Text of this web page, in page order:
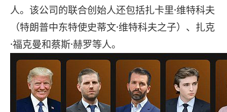
人。该公司的联合创始人还包括扎卡里·维特科夫
（特朗普中东特使史蒂文·维特科夫之子）、扎克
·福克曼和蔡斯·赫罗等人。